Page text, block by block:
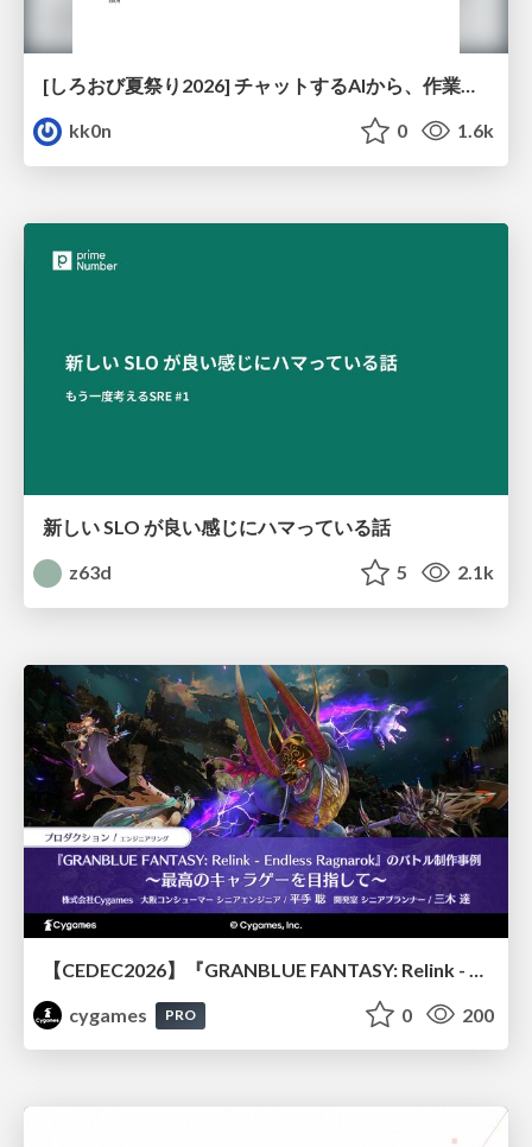
kk0n
0 1.6k
新しい SLO が良い感じにハマっている話
z63d
5 2.1k
cygames
PRO 0 200